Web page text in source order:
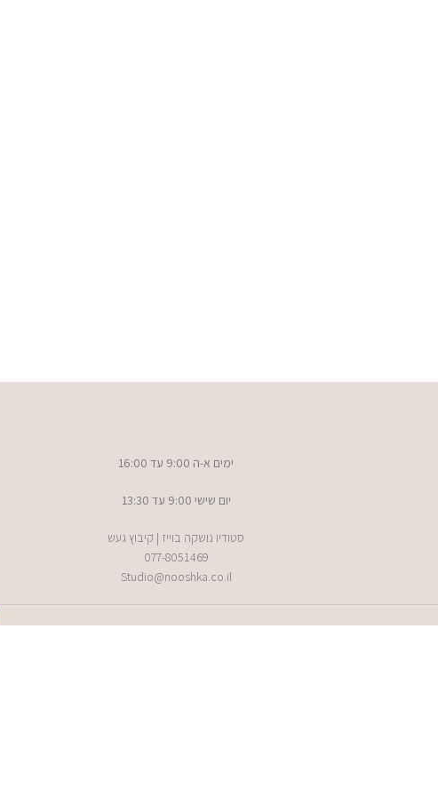
ימים א-ה 9:00 עד 16:00
יום שישי 9:00 עד 13:30
סטודיו נושקה בוייז | קיבוץ געש
077-8051469
Studio@nooshka.co.il